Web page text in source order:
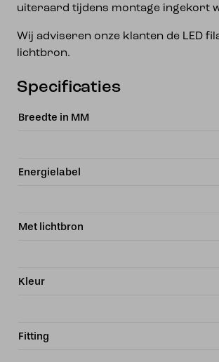
uiteraard tijdens montage ingekort
Wij adviseren onze klanten de LED
lichtbron.
Specificaties
Breedte in MM
Energielabel
Met lichtbron
Kleur
Fitting